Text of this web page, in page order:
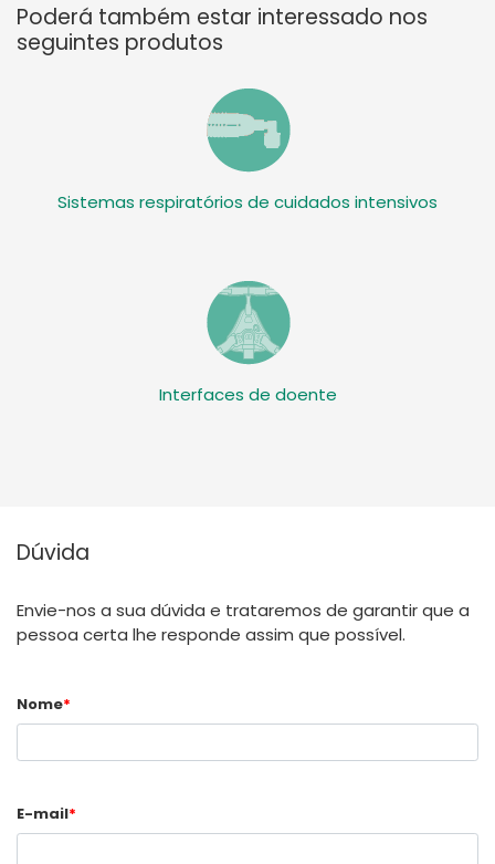
Poderá também estar interessado nos
seguintes produtos
Sistemas respiratórios de cuidados intensivos
Interfaces de doente
Dúvida
Envie-nos a sua dúvida e trataremos de garantir que a
pessoa certa lhe responde assim que possível.
Nome*
E-mail*